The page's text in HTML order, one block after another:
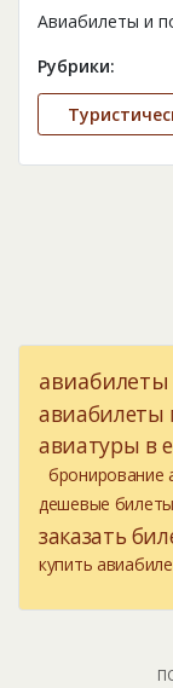
Авиабилеты и
Рубрики:
авиабилеты
авиатуры в
бронирование
дешевые
заказать
купить